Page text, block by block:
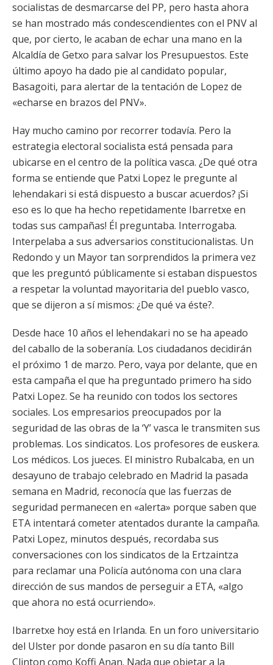
socialistas de desmarcarse del PP, pero hasta ahora
se han mostrado más condescendientes con el PNV al
que, por cierto, le acaban de echar una mano en la
Alcaldía de Getxo para salvar los Presupuestos. Este
último apoyo ha dado pie al candidato popular,
Basagoiti, para alertar de la tentación de Lopez de
«echarse en brazos del PNV».
Hay mucho camino por recorrer todavía. Pero la
estrategia electoral socialista está pensada para
ubicarse en el centro de la política vasca. ¿De qué otra
forma se entiende que Patxi Lopez le pregunte al
lehendakari si está dispuesto a buscar acuerdos? ¡Si
eso es lo que ha hecho repetidamente Ibarretxe en
todas sus campañas! Él preguntaba. Interrogaba.
Interpelaba a sus adversarios constitucionalistas. Un
Redondo y un Mayor tan sorprendidos la primera vez
que les preguntó públicamente si estaban dispuestos
a respetar la voluntad mayoritaria del pueblo vasco,
que se dijeron a sí mismos: ¿De qué va éste?.
Desde hace 10 años el lehendakari no se ha apeado
del caballo de la soberanía. Los ciudadanos decidirán
el próximo 1 de marzo. Pero, vaya por delante, que en
esta campaña el que ha preguntado primero ha sido
Patxi Lopez. Se ha reunido con todos los sectores
sociales. Los empresarios preocupados por la
seguridad de las obras de la ‘Y’ vasca le transmiten sus
problemas. Los sindicatos. Los profesores de euskera.
Los médicos. Los jueces. El ministro Rubalcaba, en un
desayuno de trabajo celebrado en Madrid la pasada
semana en Madrid, reconocía que las fuerzas de
seguridad permanecen en «alerta» porque saben que
ETA intentará cometer atentados durante la campaña.
Patxi Lopez, minutos después, recordaba sus
conversaciones con los sindicatos de la Ertzaintza
para reclamar una Policía autónoma con una clara
dirección de sus mandos de perseguir a ETA, «algo
que ahora no está ocurriendo».
Ibarretxe hoy está en Irlanda. En un foro universitario
del Ulster por donde pasaron en su día tanto Bill
Clinton como Koffi Anan. Nada que objetar a la